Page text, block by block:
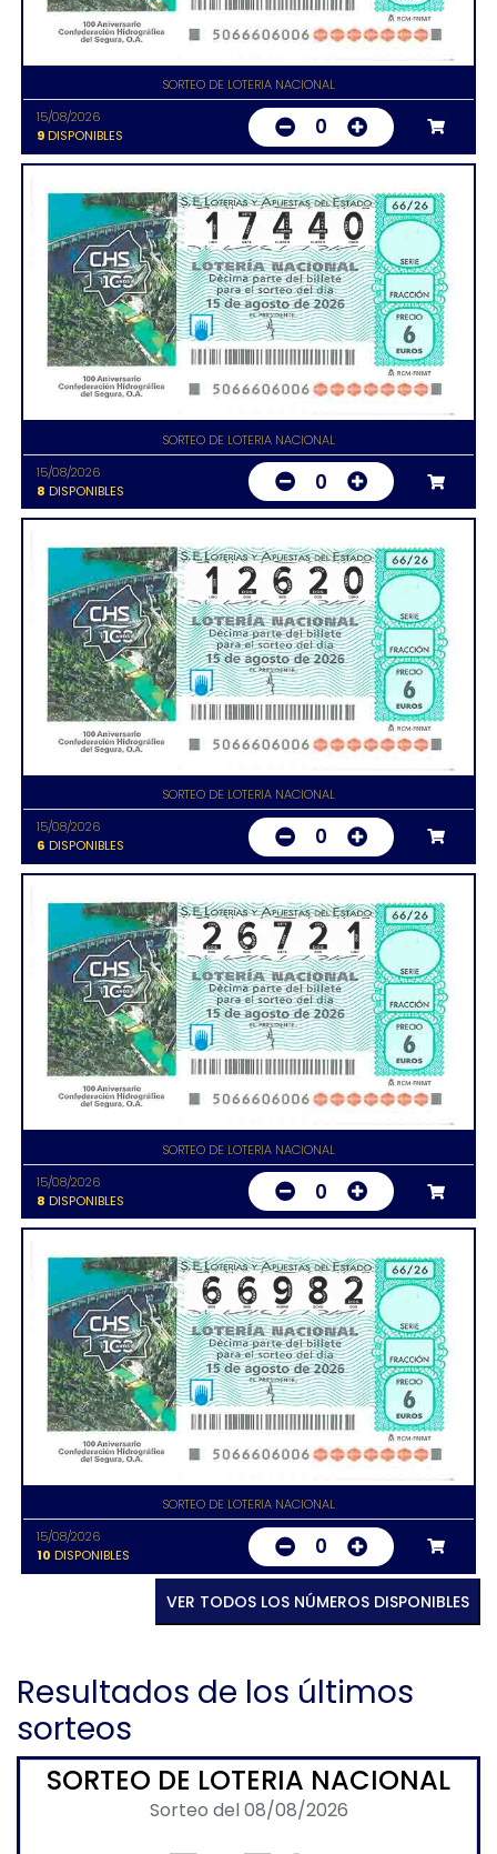
SORTEO DE LOTERIA NACIONAL
15/08/2026
9DISPONIBLES 0
SORTEO DE LOTERIA NACIONAL
15/08/2026
8 DISPONIBLES 0
SORTEO DE LOTERIA NACIONAL
15/08/2026
6 DISPONIBLES 0
SORTEO DE LOTERIA NACIONAL
15/08/2026
8 DISPONIBLES 0
SORTEO DE LOTERIA NACIONAL
15/08/2026
10 DISPONIBLES 0
VER TODOS LOS NÚMEROS DISPONIBLES
Resultados de los últimos
sorteos
SORTEO DE LOTERIA NACIONAL
Sorteo del 08/08/2026